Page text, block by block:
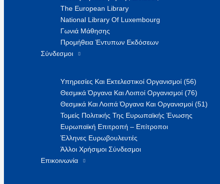
The European Library
National Library Of Luxembourg
Γωνιά Μάθησης
Προμήθεια Έντυπων Εκδόσεων
Σύνδεσμοι
Υπηρεσίες Και Εκτελεστικοί Οργανισμοί (56)
Θεσμικά Όργανα Και Λοιποί Οργανισμοί (76)
Θεσμικά Και Λοιπά Όργανα Και Οργανισμοί (51)
Τομείς Πολιτικής Της Ευρωπαϊκής Ένωσης
Ευρωπαϊκή Επιτροπή – Επίτροποι
Έλληνες Ευρωβουλευτές
Άλλοι Χρήσιμοι Σύνδεσμοι
Επικοινωνία